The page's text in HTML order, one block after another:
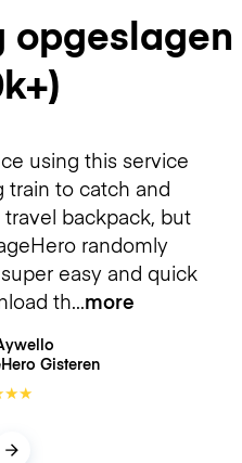
opgeslagen
using this service
train to catch and
backpack, but
randomly
easy and quick
th more
Gisteren
★★